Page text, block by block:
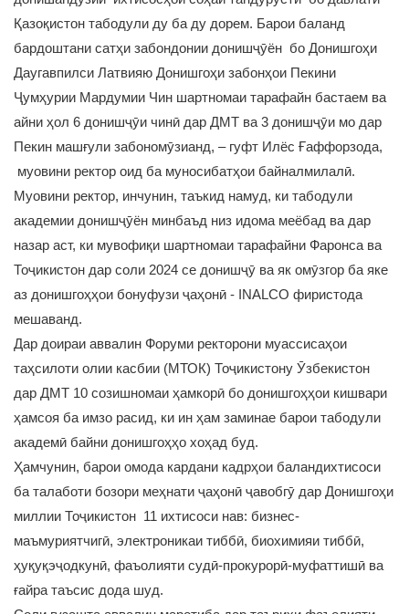
Қазоқистон табодули ду ба ду дорем. Барои баланд
бардоштани сатҳи забондонии донишҷӯён бо Донишгоҳи
Даугавпилси Латвияю Донишгоҳи забонҳои Пекини
Ҷумҳурии Мардумии Чин шартномаи тарафайн бастаем ва
айни ҳол 6 донишҷӯи чинӣ дар ДМТ ва 3 донишҷӯи мо дар
Пекин машғули забономӯзианд, – гуфт Илёс Ғаффорзода,
муовини ректор оид ба муносибатҳои байналмилалӣ.
Муовини ректор, инчунин, таъкид намуд, ки табодули
академии донишҷӯён минбаъд низ идома меёбад ва дар
назар аст, ки мувофиқи шартномаи тарафайни Фаронса ва
Тоҷикистон дар соли 2024 се донишҷӯ ва як омӯзгор ба яке
аз донишгоҳҳои бонуфузи ҷаҳонӣ - INALCO фиристода
мешаванд.
Дар доираи аввалин Форуми ректорони муассисаҳои
таҳсилоти олии касбии (МТОК) Тоҷикистону Ӯзбекистон
дар ДМТ 10 созишномаи ҳамкорӣ бо донишгоҳҳои кишвари
ҳамсоя ба имзо расид, ки ин ҳам заминае барои табодули
академӣ байни донишгоҳҳо хоҳад буд.
Ҳамчунин, барои омода кардани кадрҳои баландихтисоси
ба талаботи бозори меҳнати ҷаҳонӣ ҷавобгӯ дар Донишгоҳи
миллии Тоҷикистон 11 ихтисоси нав: бизнес-
маъмуриятчигӣ, электроникаи тиббӣ, биохимияи тиббӣ,
ҳуқуқэҷодкунӣ, фаъолияти судӣ-прокурорӣ-муфаттишӣ ва
ғайра таъсис дода шуд.